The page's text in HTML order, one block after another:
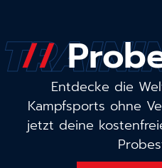
//
Entdecke die
Kampfsports ohne
jetzt deine